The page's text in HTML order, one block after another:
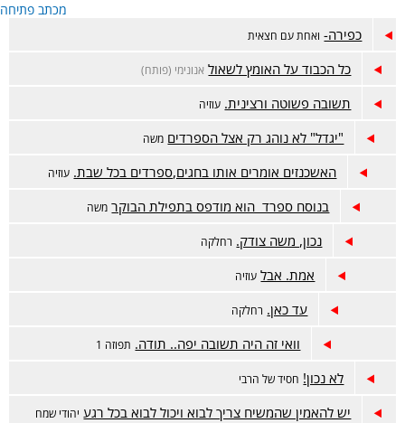
מכתב פתיחה
כפירה- ואחת עם חצאית
כל הכבוד על האומץ לשאול אנונימי (פותח)
תשובה פשוטה ורצינית. עוזיה
"יגדל" לא נוהג רק אצל הספרדים משה
האשכנזים אומרים אותו בחגים,ספרדים בכל שבת. עוזיה
בנוסח ספרד הוא מודפס בתפילת הבוקר משה
נכון, משה צודק. רחלקה
אמת. אבל עוזיה
עד כאן. רחלקה
וואי זה היה תשובה יפה.. תודה. תפוזה 1
לא נכון! חסיד של הרבי
יש להאמין שהמשיח צריך לבוא ויכול לבוא בכל רגע יהודי שמח